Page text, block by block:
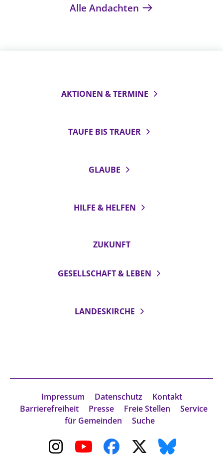
Alle Andachten
AKTIONEN & TERMINE
TAUFE BIS TRAUER
GLAUBE
HILFE & HELFEN
ZUKUNFT
GESELLSCHAFT & LEBEN
LANDESKIRCHE
Impressum Datenschutz
Kontakt
Barrierefreiheit
Presse Freie Stellen
Service
für Gemeinden
Suche